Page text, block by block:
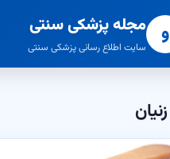
و مجله پزشکی سنتی
سایت اطلاع رسانی پزشکی سنتی
زنیان